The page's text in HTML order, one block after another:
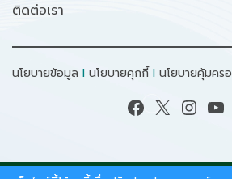
ติดต่อเรา
นโยบายข้อมูล I นโยบายคุกกี้ I นโยบายคุ้มค
Facebook X Instagram YouTube